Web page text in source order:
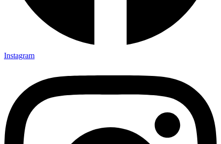
Instagram